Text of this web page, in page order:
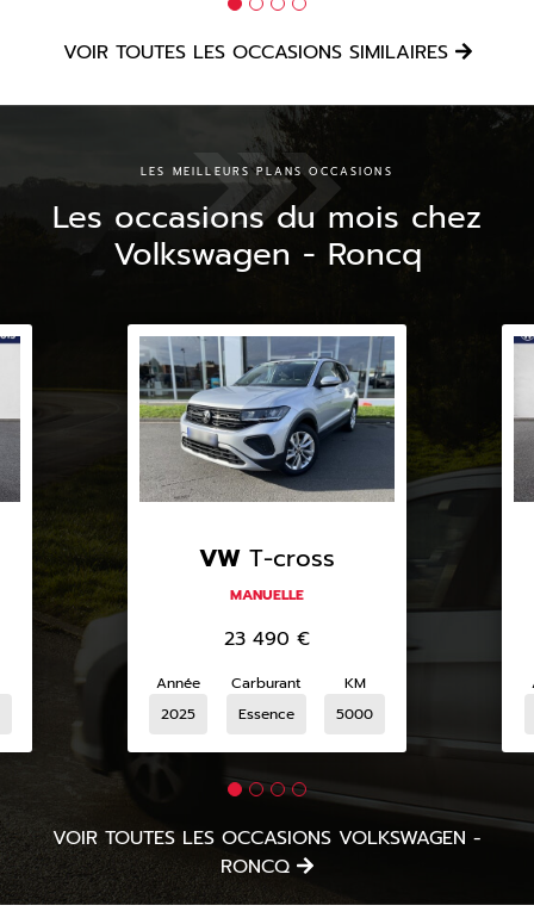
VOIR TOUTES LES OCCASIONS SIMILAIRES
LES MEILLEURS PLANS OCCASIONS
Les occasions du mois chez
Volkswagen - Roncq
VW T-cross
MANUELLE
23 490 €
Année
2025
Carburant
Essence
KM
5000
VOIR TOUTES LES OCCASIONS VOLKSWAGEN -
RONCQ